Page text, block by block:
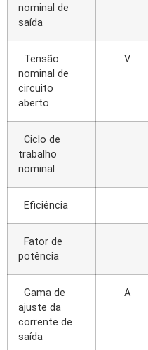
nominal de
saída
Tensão
nominal de
circuito
aberto
V
Ciclo de
trabalho
nominal
Eficiência
Fator de
potência
Gama de
ajuste da
corrente de
saída
A